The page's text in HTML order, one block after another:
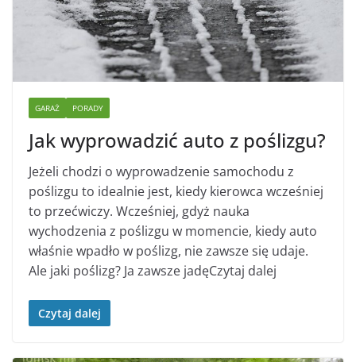
GARAŻ PORADY
Jak wyprowadzić auto z poślizgu?
Jeżeli chodzi o wyprowadzenie samochodu z
poślizgu to idealnie jest, kiedy kierowca wcześniej
to przećwiczy. Wcześniej, gdyż nauka
wychodzenia z poślizgu w momencie, kiedy auto
właśnie wpadło w poślizg, nie zawsze się udaje.
Ale jaki poślizg? Ja zawsze jadęCzytaj dalej
Czytaj dalej